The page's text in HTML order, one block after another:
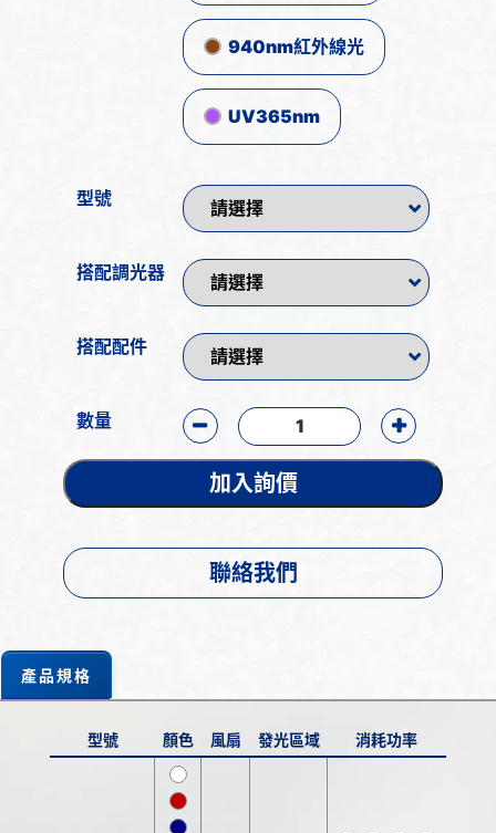
940nm紅外線光
UV365nm
型號
搭配調光器
搭配配件
數量
加入詢價
聯絡我們
產品規格
型號 顏色 風扇 發光區域 消耗功率